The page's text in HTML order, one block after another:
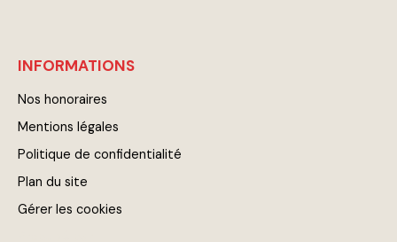
INFORMATIONS
Nos honoraires
Mentions légales
Politique de confidentialité
Plan du site
Gérer les cookies